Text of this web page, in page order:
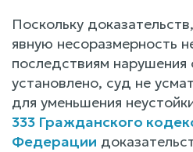
Поскольку
явную несоразмерность
последствиям нарушения
установлено, суд не
для уменьшения
333 Гражданского
Федерации